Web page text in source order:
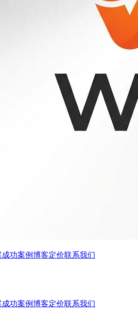
成功案例博客定价联系我们
成功案例博客定价联系我们